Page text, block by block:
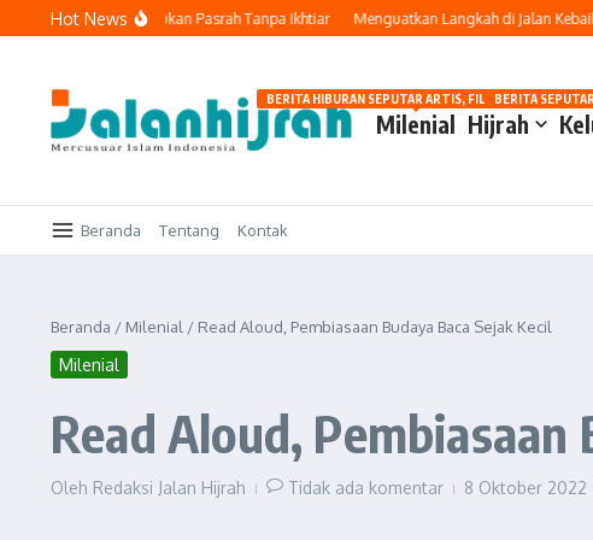
Lewati ke konten
Hot News
Berusaha, Bukan Pasrah Tanpa Ikhtiar Menguatkan Langkah di Jalan Kebaikan
Milenial
BERITA HIBURAN SEPUTAR ARTIS, FILM, DAN GOSIP
Hijrah
BERITA
Beranda Tentang Kontak
Beranda / Milenial / Read Aloud, Pembiasaan Budaya Baca Sejak Kecil
Milenial
Read Aloud, Pembiasaan
Oleh Redaksi Jalan Hijrah Tidak ada komentar 8 Oktober 2022